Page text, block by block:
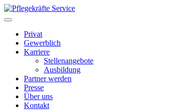
Privat
Gewerblich
Karriere
Stellenangebote
Ausbildung
Partner werden
Presse
Über uns
Kontakt